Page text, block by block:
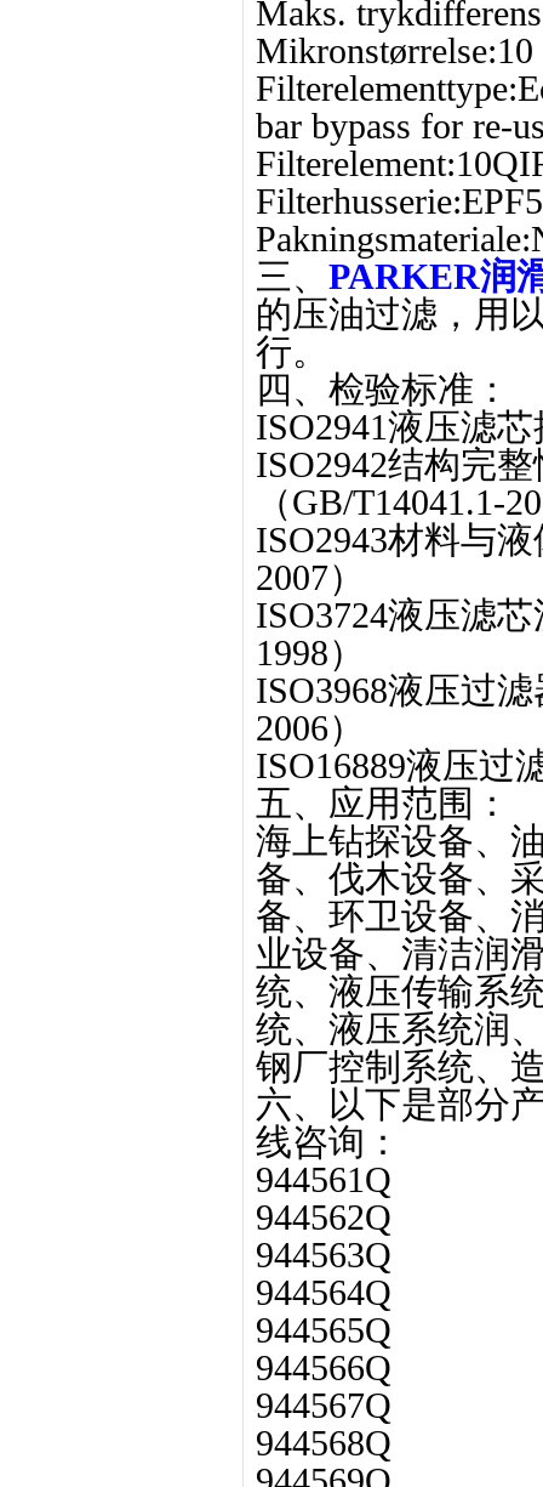
Maks.
Mikronstørrelse:10
bar bypass for re-
Filterhusserie:EPF5
三、 PARKER润
的压油过滤，用
行。
四、检验标准：
ISO2941液压滤
ISO2942结构完
（GB/T14041.1-
ISO2943材料与
2007）
ISO3724液压滤
1998）
ISO3968液压过
2006）
ISO16889液压过
五、应用范围：
海上钻探设备、
备、伐木设备、
备、环卫设备、
业设备、清洁润
统、液压传输系
统、液压系统润
钢厂控制系统、
六、以下是部分
线咨询：
944561Q
944562Q
944563Q
944564Q
944565Q
944566Q
944567Q
944568Q